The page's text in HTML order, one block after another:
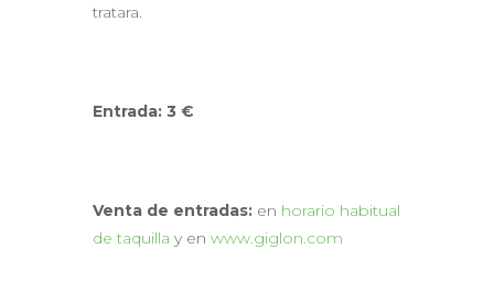
tratara.
Entrada: 3 €
Venta de entradas: en horario habitual
de taquilla y en www.giglon.com